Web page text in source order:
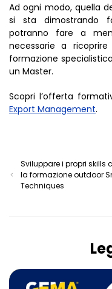
Ad ogni modo, quella
si sta dimostrando
potranno fare a
necessarie a
formazione
un Master.
Scopri l’offerta
Export Management.
Sviluppare i propri skills
la formazione outdoor
Techniques